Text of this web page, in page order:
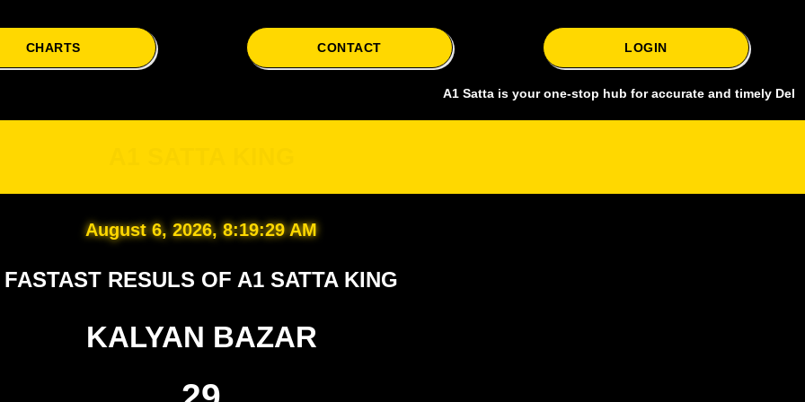
CHARTS CONTACT LOGIN
A1 Satta is your one-stop hub for accurate and timely Delhi
August 6, 2026, 8:19:30 AM
FASTAST RESULS OF A1 SATTA KING
KALYAN BAZAR